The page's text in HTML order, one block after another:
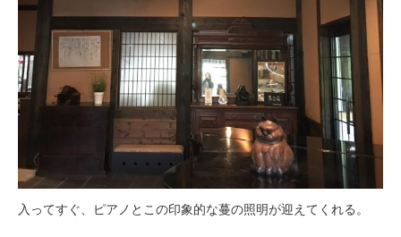
入ってすぐ、ピアノとこの印象的な蔓の照明が迎えてくれる。